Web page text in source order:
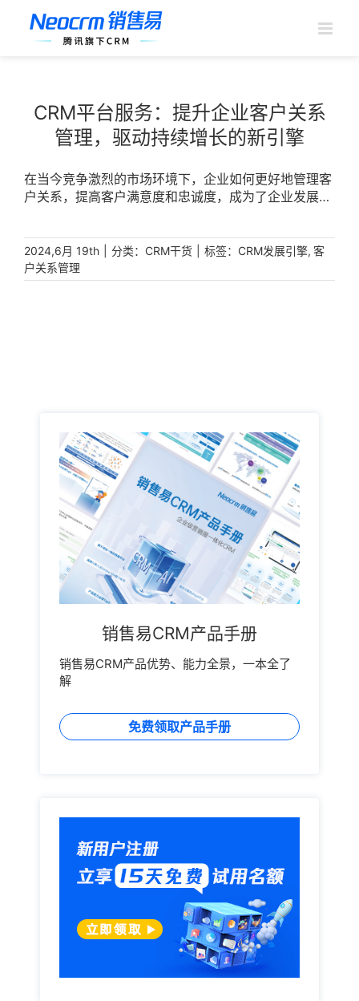
CRM平台服务：提升企业客户关系
管理，驱动持续增长的新引擎
在当今竞争激烈的市场环境下，企业如何更好地管理客
户关系，提高客户满意度和忠诚度，成为了企业发展的
2024,6月 19th 分类： CRM干货 标签： CRM发展引擎, 客
户关系管理
销售易CRM产品手册
销售易CRM产品优势、能力全景，一本全了
解
免费领取产品手册